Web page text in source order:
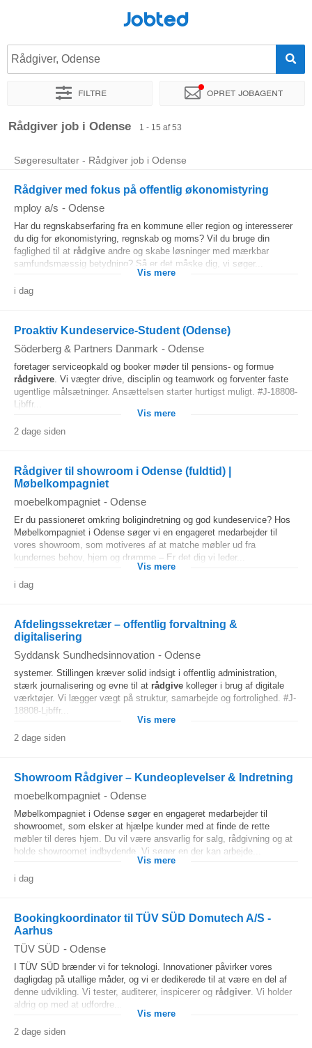
Jobted
Rådgiver, Odense
Filtre Opret jobagent
Sorter efter Præcist sted Virksomhed
Rådgiver job i Odense 1 - 15 af 53
Søgeresultater - Rådgiver job i Odense
Rådgiver med fokus på offentlig økonomistyring
mploy a/s - Odense
Har du regnskabserfaring fra en kommune eller region og interesserer
du dig for økonomistyring, regnskab og moms? Vil du bruge din
faglighed til at rådgive andre og skabe løsninger med mærkbar
samfundsmæssig betydning? Så er det måske dig, vi søger...
Vis mere
i dag
Proaktiv Kundeservice-Student (Odense)
Söderberg & Partners Danmark - Odense
foretager serviceopkald og booker møder til pensions- og formue
rådgivere. Vi vægter drive, disciplin og teamwork og forventer faste
ugentlige målsætninger. Ansættelsen starter hurtigst muligt. #J-18808-
Ljbffr...
Vis mere
2 dage siden
Rådgiver til showroom i Odense (fuldtid) |
Møbelkompagniet
moebelkompagniet - Odense
Er du passioneret omkring boligindretning og god kundeservice? Hos
Møbelkompagniet i Odense søger vi en engageret medarbejder til
vores showroom, som motiveres af at matche møbler ud fra
kundernes behov, hjem og drømme – Er det dig vi leder...
Vis mere
i dag
Afdelingssekretær – offentlig forvaltning &
digitalisering
Syddansk Sundhedsinnovation - Odense
systemer. Stillingen kræver solid indsigt i offentlig administration,
stærk journalisering og evne til at rådgive kolleger i brug af digitale
værktøjer. Vi lægger vægt på struktur, samarbejde og fortrolighed. #J-
18808-Ljbffr...
Vis mere
2 dage siden
Showroom Rådgiver – Kundeoplevelser & Indretning
moebelkompagniet - Odense
Møbelkompagniet i Odense søger en engageret medarbejder til
showroomet, som elsker at hjælpe kunder med at finde de rette
møbler til deres hjem. Du vil være ansvarlig for salg, rådgivning og at
holde showroomet indbydende. Vi søger en der kan arbejde...
Vis mere
i dag
Bookingkoordinator til TÜV SÜD Domutech A/S -
Aarhus
TÜV SÜD - Odense
I TÜV SÜD brænder vi for teknologi. Innovationer påvirker vores
dagligdag på utallige måder, og vi er dedikerede til at være en del af
denne udvikling. Vi tester, auditerer, inspicerer og rådgiver. Vi holder
aldrig op med at udfordre...
Vis mere
2 dage siden